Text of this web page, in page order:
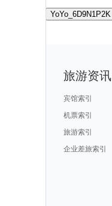
YoYo_6D9N1P2K
旅游资讯
宾馆索引
机票索引
旅游索引
企业差旅索引